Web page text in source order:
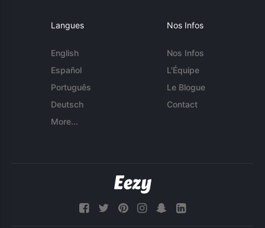
Langues
English
Español
Português
Deutsch
More...
Nos Infos
Nos Infos
L'Équipe
Le Blogue
Contact